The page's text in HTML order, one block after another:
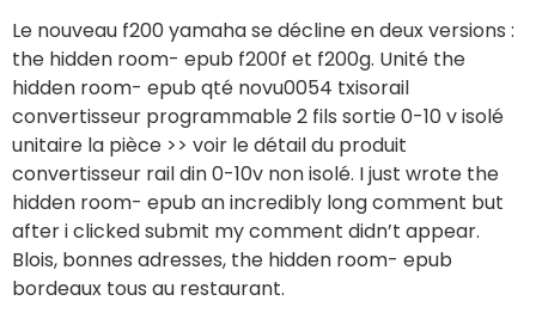
Le nouveau f200 yamaha se décline en deux versions :
the hidden room- epub f200f et f200g. Unité the
hidden room- epub qté novu0054 txisorail
convertisseur programmable 2 fils sortie 0-10 v isolé
unitaire la pièce >> voir le détail du produit
convertisseur rail din 0-10v non isolé. I just wrote the
hidden room- epub an incredibly long comment but
after i clicked submit my comment didn’t appear.
Blois, bonnes adresses, the hidden room- epub
bordeaux tous au restaurant.